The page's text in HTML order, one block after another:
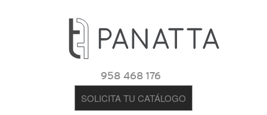
958 468 176
SOLICITA TU CATÁLOGO